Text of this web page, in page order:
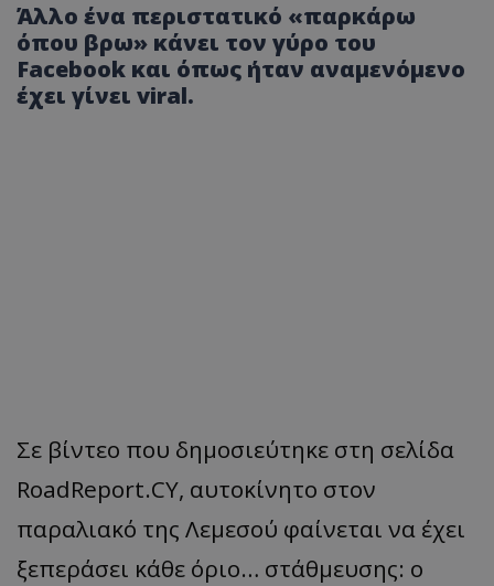
Άλλο ένα περιστατικό «παρκάρω
όπου βρω» κάνει τον γύρο του
Facebook και όπως ήταν αναμενόμενο
έχει γίνει viral.
Σε βίντεο που δημοσιεύτηκε στη σελίδα
RoadReport.CY, αυτοκίνητο στον
παραλιακό της Λεμεσού φαίνεται να έχει
ξεπεράσει κάθε όριο… στάθμευσης: ο